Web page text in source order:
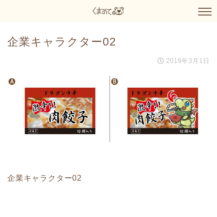
企業キャラクター02
2019年3月1日
企業キャラクター02